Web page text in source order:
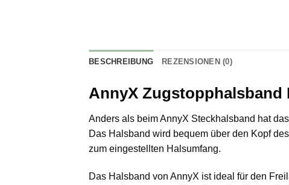
BESCHREIBUNG REZENSIONEN (0)
AnnyX Zugstopphalsband
Anders als beim AnnyX Steckhalsband hat
Das Halsband wird bequem über den Kopf
zum eingestellten Halsumfang.
Das Halsband von AnnyX ist ideal für den